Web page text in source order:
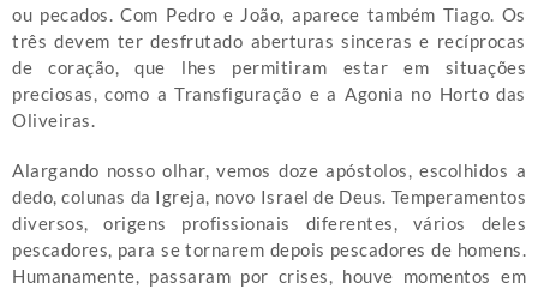
ou pecados. Com Pedro e João, aparece também Tiago. Os
três devem ter desfrutado aberturas sinceras e recíprocas
de coração, que lhes permitiram estar em situações
preciosas, como a Transfiguração e a Agonia no Horto das
Oliveiras.
Alargando nosso olhar, vemos doze apóstolos, escolhidos a
dedo, colunas da Igreja, novo Israel de Deus. Temperamentos
diversos, origens profissionais diferentes, vários deles
pescadores, para se tornarem depois pescadores de homens.
Humanamente, passaram por crises, houve momentos em